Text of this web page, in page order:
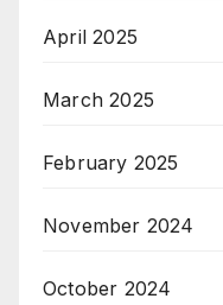
April 2025
March 2025
February 2025
November 2024
October 2024